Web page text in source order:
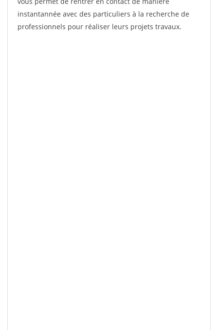
instantannée avec des particuliers à la recherche de
professionnels pour réaliser leurs projets travaux.